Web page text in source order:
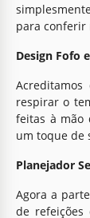
para conferir
Design Fofo
Acreditamos
respirar o
feitas à mão
um toque de
Planejador
Agora a
de refeições